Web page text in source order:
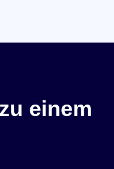
einem